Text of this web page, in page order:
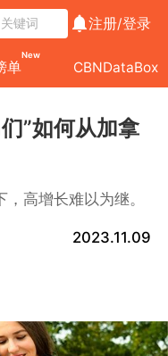
注册/登录
单
New
CBNDataBox
”如何从加拿
高增长难以为继。
2023.11.09